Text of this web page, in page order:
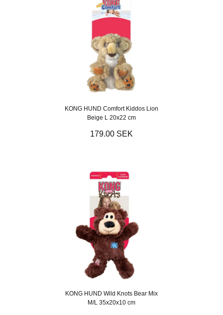
KONG HUND Comfort Kiddos Lion
Beige L 20x22 cm
179.00 SEK
KONG HUND Wild Knots Bear Mix
M/L 35x20x10 cm